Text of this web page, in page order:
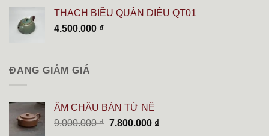
2.600.000 ₫.
tại
là:
THẠCH BIỀU QUÂN DIÊU QT01
4.500.000 ₫
ĐANG GIẢM GIÁ
ẤM CHÂU BÀN TỬ NÊ
9.000.000₫ Giá
7.800.000 ₫Giá